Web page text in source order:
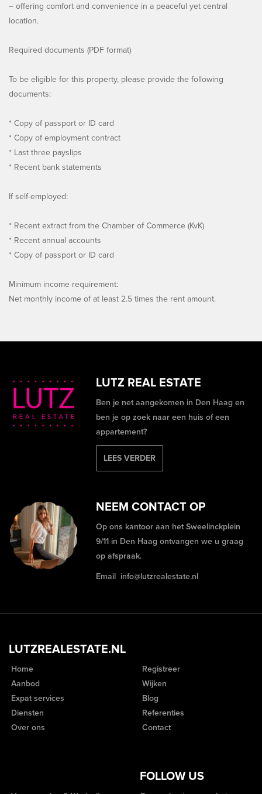
– offering comfort and convenience in a peaceful yet central
location.
Required documents (PDF format)
To be eligible for this property, please provide the following
documents:
* Copy of passport or ID card
* Copy of employment contract
* Last three payslips
* Recent bank statements
If self-employed:
* Recent extract from the Chamber of Commerce (KvK)
* Recent annual accounts
* Copy of passport or ID card
Minimum income requirement:
Net monthly income of at least 2.5 times the rent amount.
LUTZ REAL ESTATE
Ben je net aangekomen in Den Haag en
ben je op zoek naar een huis of een
appartement?
LEES VERDER
NEEM CONTACT OP
Op ons kantoor aan het Sweelinckplein
9/11 in Den Haag ontvangen we u graag
op afspraak.
Email info@lutzrealestate.nl
LUTZREALESTATE.NL
Home
Aanbod
Expat services
Diensten
Over ons
Registreer
Wijken
Blog
Referenties
Contact
FOLLOW US